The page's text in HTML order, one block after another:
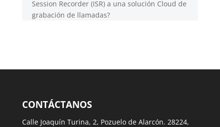
Session Recorder (ISR) a una solución Cloud de
grabación de llamadas?
CONTÁCTANOS
Calle Joaquín Turina, 2, Pozuelo de Alarcón. 28224,